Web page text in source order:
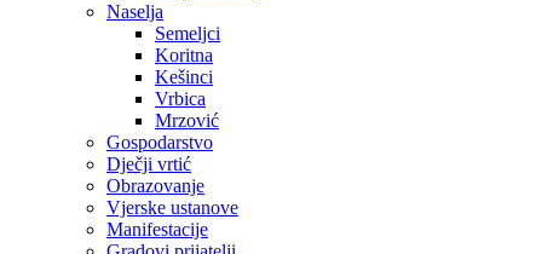
Naselja
Semeljci
Koritna
Kešinci
Vrbica
Mrzović
Gospodarstvo
Dječji vrtić
Obrazovanje
Vjerske ustanove
Manifestacije